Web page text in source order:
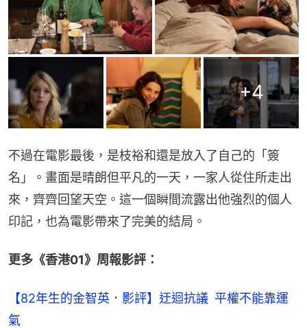
+4
不過在電影最後，是枝裕和還是放入了自己的「簽
名」。畫面是晴朗但平凡的一天，一家人從住所走出
來，齊齊回望天空。這一個瞬間流露出他強烈的個人
印記，也為電影帶來了完美的結局。
更多《香港01》周報影評：
【82年生的金智英．影評】迂迴抗議 平權不能靠運
氣